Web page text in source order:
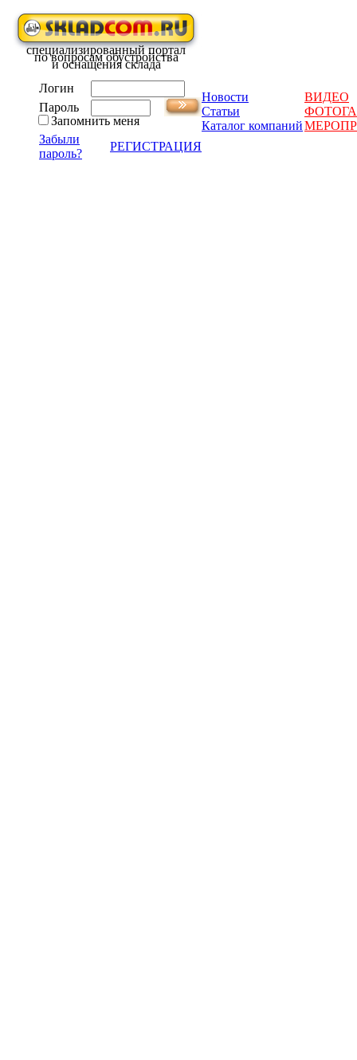
специализированный портал
по вопросам обустройства
и оснащения склада
Логин
Пароль
Запомнить меня
Забыли
пароль?
РЕГИСТРАЦИЯ
Новости
ВИДЕО
Статьи
Каталог компаний